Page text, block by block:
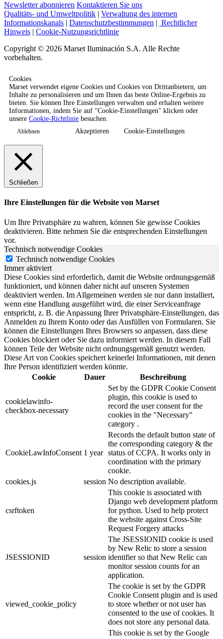
Newsletter abonnieren Kontaktieren Sie uns
Qualitäts- und Umweltpolitik | Verwaltung des internen
Informationskanals | Datenschutzbestimmungen | Rechtlicher
Hinweis | Cookie-Nutzungsrichtlinie
Copyright © 2026 Marset Iluminación S.A. Alle Rechte
vorbehalten.
Cookies
Marset verwendet eigene Cookies und Cookies von Drittanbietern, um
Inhalte zu personalisieren und um Ihnen das beste Online-Ergebnis zu
bieten. Sie können Ihre Einstellungen verwalten und erhalten weitere
Informationen, indem Sie auf "Cookie-Einstellungen" klicken oder
unsere Cookie-Richtlinie besuchen.
Ablehnen Akzeptieren Cookie-Einstellungen
Schließen
Ihre Einstellungen für die Website von Marset
Um Ihre Privatsphäre zu wahren, können Sie gewisse Cookies
deaktivieren. Bitte nehmen Sie die entsprechenden Einstellungen
vor.
Technisch notwendige Cookies
Technisch notwendige Cookies
Immer aktiviert
Diese Cookies sind erforderlich, damit die Website ordnungsgemäß
funktioniert, und können daher nicht auf unseren Systemen
deaktiviert werden. Im Allgemeinen werden sie nur dann installiert,
wenn eine Handlung ausgeführt wird, die einer Serviceanfrage
entspricht, z. B. die Anpassung Ihrer Privatsphäre-Einstellungen, das
Anmelden zu Ihrem Konto oder das Ausfüllen von Formularen. Sie
können die Einstellungen Ihres Browsers so anpassen, dass diese
Cookies blockiert oder Sie dazu informiert werden. In diesem Fall
können Teile der Website nicht ordnungsgemäß genutzt werden.
Diese Art von Cookies speichert keinerlei Informationen, mit denen
Ihre Person identifiziert werden könnte.
Cookie
Dauer Beschreibung
cookielawinfo-
checkbox-necessary
Set by the GDPR Cookie Consent
plugin, this cookie is used to
record the user consent for the
cookies in the "Necessary"
category .
CookieLawInfoConsent 1 year
Records the default button state of
the corresponding category & the
status of CCPA. It works only in
coordination with the primary
cookie.
cookies.js
session No description available.
csrftoken
This cookie is associated with
Django web development platform
for python. Used to help protect
the website against Cross-Site
Request Forgery attacks
JSESSIONID session
The JSESSIONID cookie is used
by New Relic to store a session
identifier so that New Relic can
monitor session counts for an
application.
viewed_cookie_policy
The cookie is set by the GDPR
Cookie Consent plugin and is used
to store whether or not user has
consented to the use of cookies. It
does not store any personal data.
This cookie is set by the Google